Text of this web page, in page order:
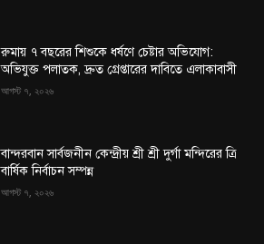
রুমায় ৭ বছরের শিশুকে ধর্ষণে চেষ্টার অভিযোগ:
অভিযুক্ত পলাতক, দ্রুত গ্রেপ্তারের দাবিতে এলাকাবাসী
আগস্ট ৭, ২০২৬
বান্দরবান সার্বজনীন কেন্দ্রীয় শ্রী শ্রী দুর্গা মন্দিরের ত্রি
বার্ষিক নির্বাচন সম্পন্ন
আগস্ট ৭, ২০২৬